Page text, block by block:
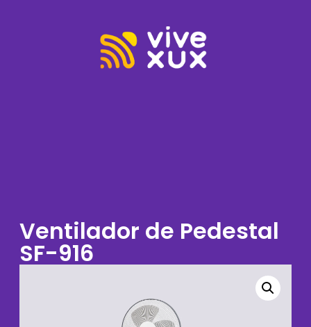
Ventilador de Pedestal
SF-916